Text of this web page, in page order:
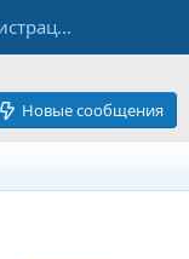
Регистрация
Новые сообщения